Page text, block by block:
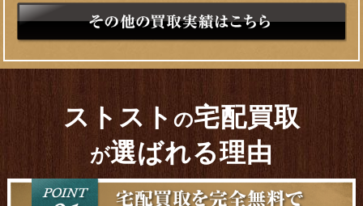
ストスト の宅配買取
が選ばれる理由